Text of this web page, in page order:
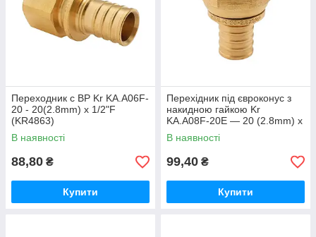
Переходник с ВР Kr KA.A06F-
20 - 20(2.8mm) x 1/2"F
(KR4863)
В наявності
88,80 ₴
Купити
Перехідник під євроконус з
накидною гайкою Kr
KA.A08F-20E — 20 (2.8mm) x
3/4"F (KR4870)
В наявності
99,40 ₴
Купити